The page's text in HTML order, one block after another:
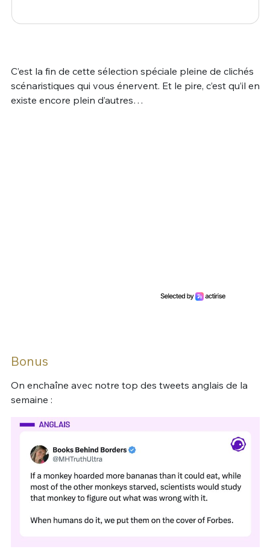
C’est la fin de cette sélection spéciale pleine de clichés
scénaristiques qui vous énervent. Et le pire, c’est qu’il en
existe encore plein d’autres…
Bonus
On enchaîne avec notre top des tweets anglais de la
semaine :